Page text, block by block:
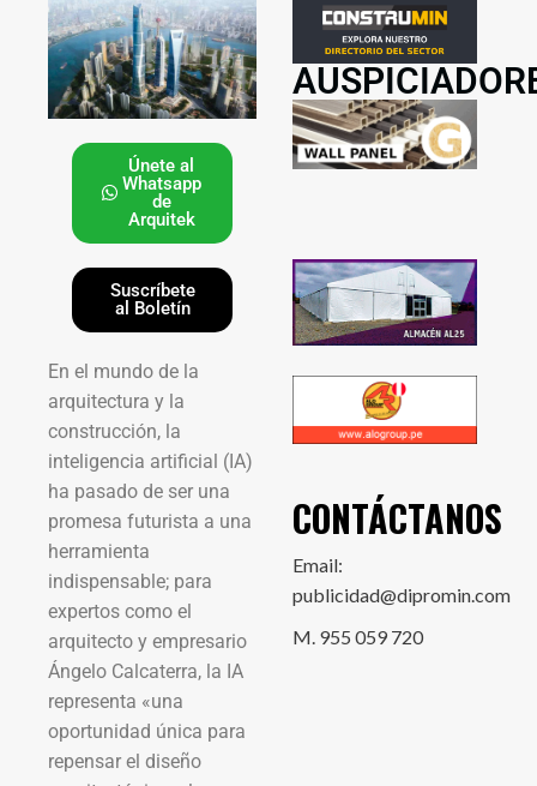
Únete al
Whatsapp
de
Arquitek
Suscríbete
al Boletín
En el mundo de la
arquitectura y la
construcción, la
inteligencia artificial (IA)
ha pasado de ser una
promesa futurista a una
herramienta
indispensable; para
expertos como el
arquitecto y empresario
Ángelo Calcaterra, la IA
representa «una
oportunidad única para
repensar el diseño
CONTÁCTANOS
Email:
publicidad@dipromin.com
M. 955 059 720